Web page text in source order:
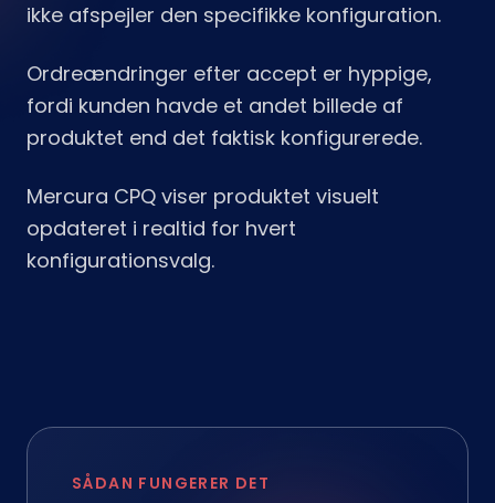
ikke afspejler den specifikke konfiguration.
Ordreændringer efter accept er hyppige,
fordi kunden havde et andet billede af
produktet end det faktisk konfigurerede.
Mercura CPQ viser produktet visuelt
opdateret i realtid for hvert
konfigurationsvalg.
SÅDAN FUNGERER DET